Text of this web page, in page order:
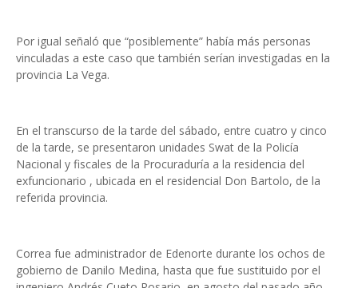
Por igual señaló que “posiblemente” había más personas
vinculadas a este caso que también serían investigadas en la
provincia La Vega.
En el transcurso de la tarde del sábado, entre cuatro y cinco
de la tarde, se presentaron unidades Swat de la Policía
Nacional y fiscales de la Procuraduría a la residencia del
exfuncionario , ubicada en el residencial Don Bartolo, de la
referida provincia.
Correa fue administrador de Edenorte durante los ochos de
gobierno de Danilo Medina, hasta que fue sustituido por el